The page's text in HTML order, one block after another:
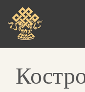
основному
содержанию